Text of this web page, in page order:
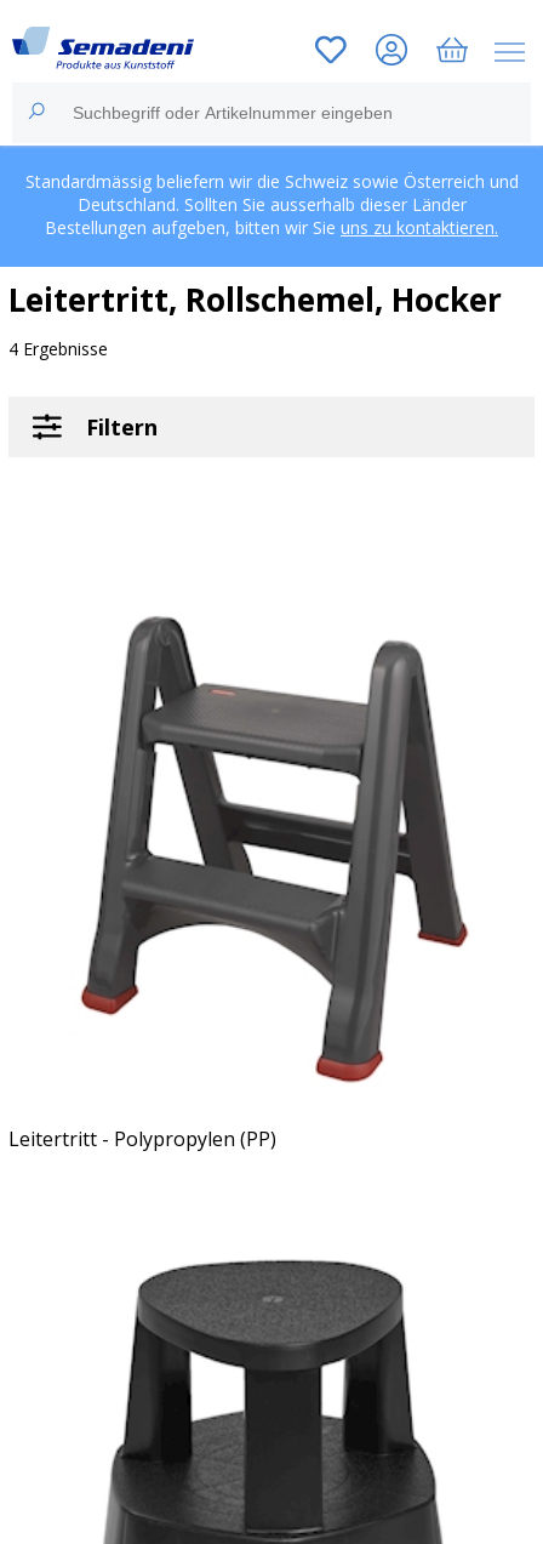
Standardmässig beliefern wir die Schweiz sowie Österreich und
Deutschland. Sollten Sie ausserhalb dieser Länder
Bestellungen aufgeben, bitten wir Sie uns zu kontaktieren.
Leitertritt, Rollschemel, Hocker
4 Ergebnisse
Filtern
Leitertritt - Polypropylen (PP)